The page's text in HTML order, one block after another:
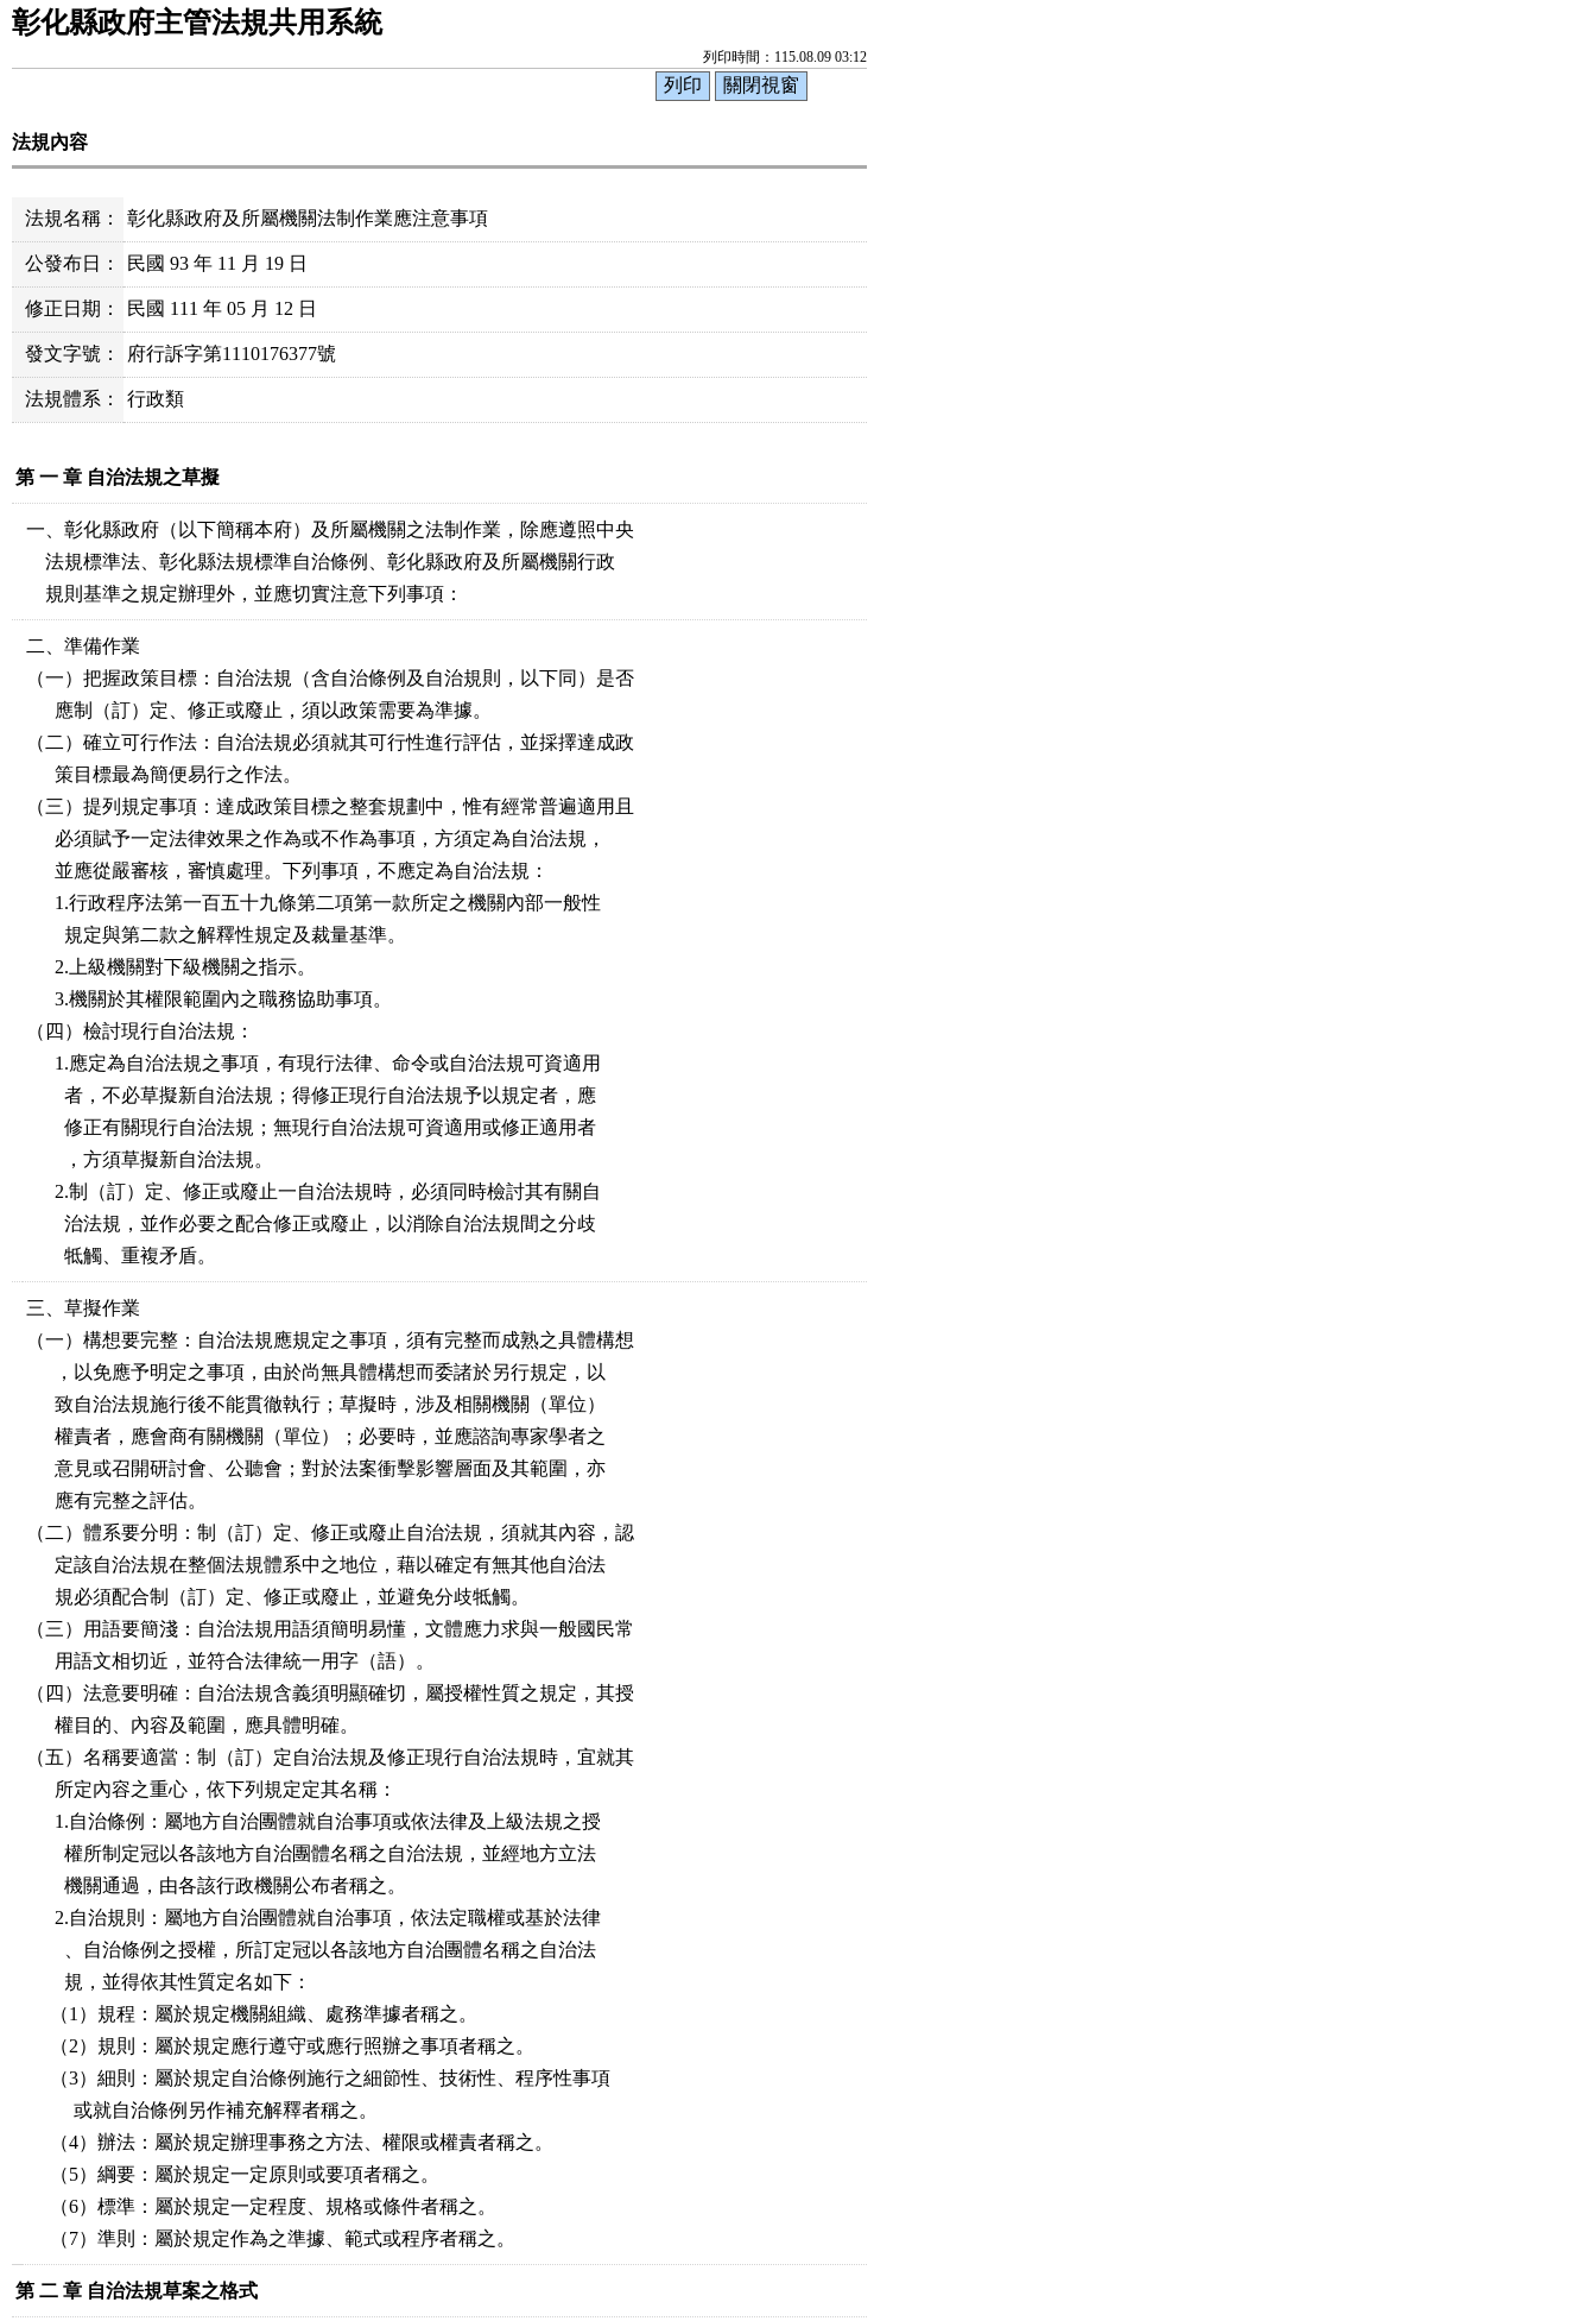
彰化縣政府主管法規共用系統
列印時間：115.08.09 03:12
法規內容
法規名稱： 彰化縣政府及所屬機關法制作業應注意事項
公發布日： 民國 93 年 11 月 19 日
修正日期： 民國 111 年 05 月 12 日
發文字號： 府行訴字第1110176377號
法規體系： 行政類
第 一 章 自治法規之草擬
一、彰化縣政府（以下簡稱本府）及所屬機關之法制作業，除應遵照中央
法規標準法、彰化縣法規標準自治條例、彰化縣政府及所屬機關行政
規則基準之規定辦理外，並應切實注意下列事項：
二、準備作業
（一）把握政策目標：自治法規（含自治條例及自治規則，以下同）是否
應制（訂）定、修正或廢止，須以政策需要為準據。
（二）確立可行作法：自治法規必須就其可行性進行評估，並採擇達成政
策目標最為簡便易行之作法。
（三）提列規定事項：達成政策目標之整套規劃中，惟有經常普遍適用且
必須賦予一定法律效果之作為或不作為事項，方須定為自治法規，
並應從嚴審核，審慎處理。下列事項，不應定為自治法規：
1.行政程序法第一百五十九條第二項第一款所定之機關內部一般性
規定與第二款之解釋性規定及裁量基準。
2.上級機關對下級機關之指示。
3.機關於其權限範圍內之職務協助事項。
（四）檢討現行自治法規：
1.應定為自治法規之事項，有現行法律、命令或自治法規可資適用
者，不必草擬新自治法規；得修正現行自治法規予以規定者，應
修正有關現行自治法規；無現行自治法規可資適用或修正適用者
，方須草擬新自治法規。
2.制（訂）定、修正或廢止一自治法規時，必須同時檢討其有關自
治法規，並作必要之配合修正或廢止，以消除自治法規間之分歧
牴觸、重複矛盾。
三、草擬作業
（一）構想要完整：自治法規應規定之事項，須有完整而成熟之具體構想
，以免應予明定之事項，由於尚無具體構想而委諸於另行規定，以
致自治法規施行後不能貫徹執行；草擬時，涉及相關機關（單位）
權責者，應會商有關機關（單位）；必要時，並應諮詢專家學者之
意見或召開研討會、公聽會；對於法案衝擊影響層面及其範圍，亦
應有完整之評估。
（二）體系要分明：制（訂）定、修正或廢止自治法規，須就其內容，認
定該自治法規在整個法規體系中之地位，藉以確定有無其他自治法
規必須配合制（訂）定、修正或廢止，並避免分歧牴觸。
（三）用語要簡淺：自治法規用語須簡明易懂，文體應力求與一般國民常
用語文相切近，並符合法律統一用字（語）。
（四）法意要明確：自治法規含義須明顯確切，屬授權性質之規定，其授
權目的、內容及範圍，應具體明確。
（五）名稱要適當：制（訂）定自治法規及修正現行自治法規時，宜就其
所定內容之重心，依下列規定定其名稱：
1.自治條例：屬地方自治團體就自治事項或依法律及上級法規之授
權所制定冠以各該地方自治團體名稱之自治法規，並經地方立法
機關通過，由各該行政機關公布者稱之。
2.自治規則：屬地方自治團體就自治事項，依法定職權或基於法律
、自治條例之授權，所訂定冠以各該地方自治團體名稱之自治法
規，並得依其性質定名如下：
（1）規程：屬於規定機關組織、處務準據者稱之。
（2）規則：屬於規定應行遵守或應行照辦之事項者稱之。
（3）細則：屬於規定自治條例施行之細節性、技術性、程序性事項
或就自治條例另作補充解釋者稱之。
（4）辦法：屬於規定辦理事務之方法、權限或權責者稱之。
（5）綱要：屬於規定一定原則或要項者稱之。
（6）標準：屬於規定一定程度、規格或條件者稱之。
（7）準則：屬於規定作為之準據、範式或程序者稱之。
第 二 章 自治法規草案之格式